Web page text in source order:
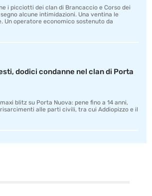
i picciotti dei clan di Brancaccio e Corso dei
alcune intimidazioni. Una ventina le
Un operatore economico sostenuto da
dodici condanne nel clan di Porta
blitz su Porta Nuova: pene fino a 14 anni,
alle parti civili, tra cui Addiopizzo e il